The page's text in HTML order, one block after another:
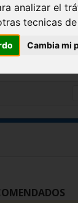
analizar el
tecnicas
Cambia mi
para